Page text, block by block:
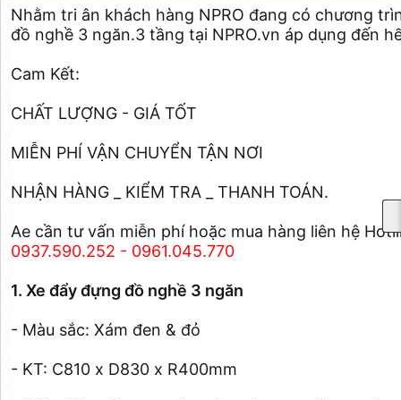
Nhằm tri ân khách hàng NPRO đang có chương
đồ nghề 3 ngăn.3 tầng tại NPRO.vn áp dụng đến
Cam Kết:
CHẤT LƯỢNG - GIÁ TỐT
MIỄN PHÍ VẬN CHUYỂN TẬN NƠI
NHẬN HÀNG _ KIỂM TRA _ THANH TOÁN.
Ae cần tư vấn miễn phí hoặc mua hàng liên hệ
0937.590.252 - 0961.045.770
1. Xe đẩy đựng đồ nghề 3 ngăn
- Màu sắc: Xám đen & đỏ
- KT: C810 x D830 x R400mm